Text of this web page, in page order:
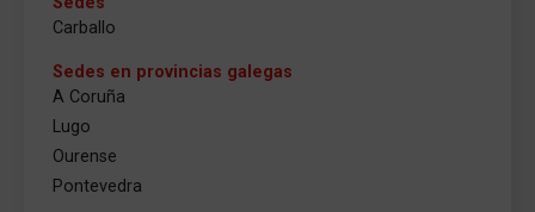
Carballo
Sedes en provincias galegas
A Coruña
Lugo
Ourense
Pontevedra